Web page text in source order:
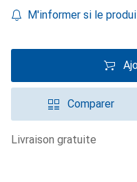
M'informer si le
Comparer
livraison gratuite